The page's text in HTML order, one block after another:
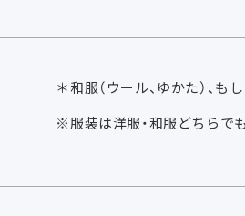
＊和服（ウール、ゆかた）、
※服装は洋服・和服どちらで